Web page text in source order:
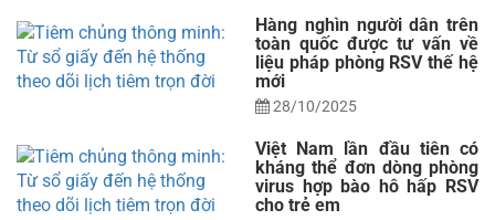
Hàng nghìn người dân trên
toàn quốc được tư vấn về
liệu pháp phòng RSV thế hệ
mới
28/10/2025
Việt Nam lần đầu tiên có
kháng thể đơn dòng phòng
virus hợp bào hô hấp RSV
cho trẻ em